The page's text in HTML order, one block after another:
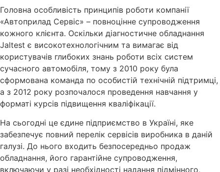
Головна особливість принципів роботи компанії
«Автоприлад Сервіс» – повноцінне супроводження
кожного клієнта. Оскільки діагностичне обладнання
Jaltest є високотехнологічним та вимагає від
користувачів глибоких знань роботи всіх систем
сучасного автомобіля, тому з 2010 року була
сформована команда по особистій технічній підтримці,
а з 2012 року розпочалося проведення навчання у
форматі курсів підвищення кваліфікації.
На сьогодні це єдине підприємство в Україні, яке
забезпечує повний перелік сервісів виробника в даній
галузі. До нього входить безпосередньо продаж
обладнання, його гарантійне супроводження,
включаючи у разі необхідності надання підмінного,